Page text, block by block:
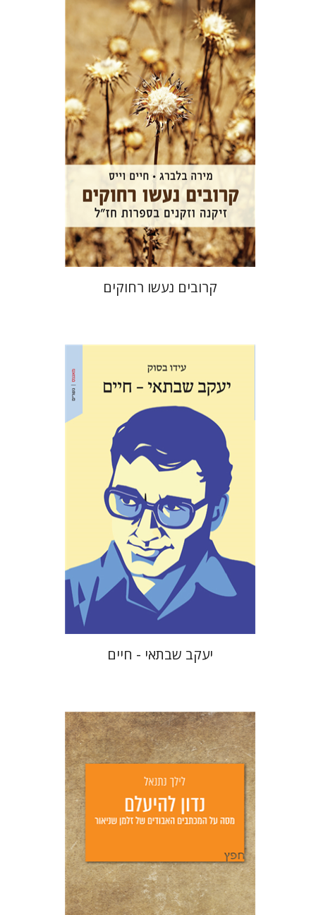
חיים וייס מירה בלברג
הנחת אתר ספר מודפס
$35
$32
קרובים נעשו רחוקים
עידו בסוק
אריאל הירשפלד
הנחת אתר ספר מודפס
$42
$38
יעקב שבתאי - חיים
לילך נתנאל
יפעת וייס